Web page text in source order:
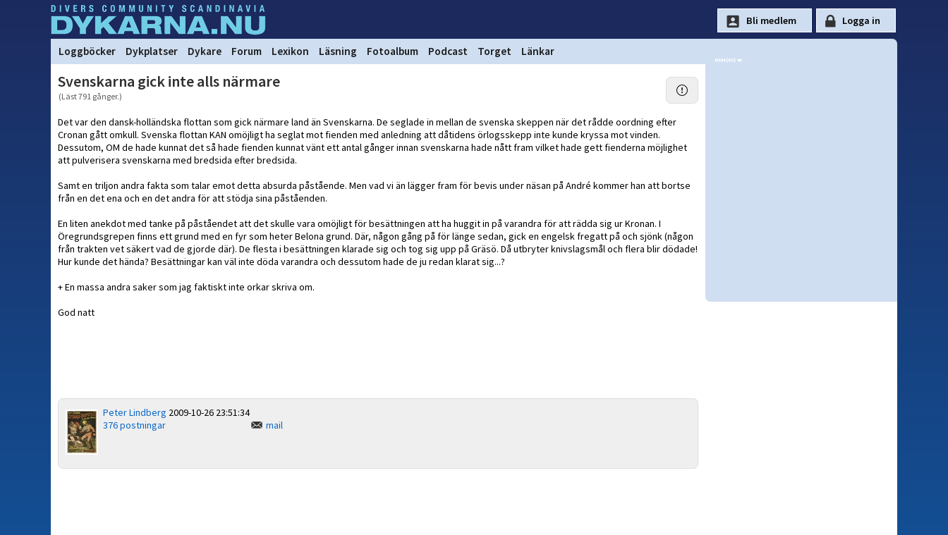
Loggböcker Dykplatser Dykare Forum Lexikon Läsning Fotoalbum Podcast Torget Länkar
Svenskarna gick inte alls närmare
(Läst 791 gånger.)
Det var den dansk-holländska flottan som gick närmare land än Svenskarna. De seglade in mellan de svenska skeppen när det rådde oordning efter
Cronan gått omkull. Svenska flottan KAN omöjligt ha seglat mot fienden med anledning att dåtidens örlogsskepp inte kunde kryssa mot vinden.
Dessutom, OM de hade kunnat det så hade fienden kunnat vänt ett antal gånger innan svenskarna hade nått fram vilket hade gett fienderna möjlighet
att pulverisera svenskarna med bredsida efter bredsida.
Samt en triljon andra fakta som talar emot detta absurda påstående. Men vad vi än lägger fram för bevis under näsan på André kommer han att bortse
från en det ena och en det andra för att stödja sina påståenden.
En liten anekdot med tanke på påståendet att det skulle vara omöjligt för besättningen att ha huggit in på varandra för att rädda sig ur Kronan. I
Öregrundsgrepen finns ett grund med en fyr som heter Belona grund. Där, någon gång på för länge sedan, gick en engelsk fregatt på och sjönk (någon
från trakten vet säkert vad de gjorde där). De flesta i besättningen klarade sig och tog sig upp på Gräsö. Då utbryter knivslagsmål och flera blir dödade!
Hur kunde det hända? Besättningar kan väl inte döda varandra och dessutom hade de ju redan klarat sig...?
+ En massa andra saker som jag faktiskt inte orkar skriva om.
God natt
Peter Lindberg 2009-10-26 23:51:34
376 postningar
mail